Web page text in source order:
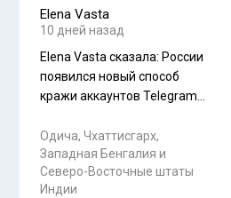
Пошли туда, потому что я
отзывов. По мне – сплошная
физуха, долгий спуск, потом
подъем по этому же пути.
Пока
Elena Vasta
10 дней назад
Elena Vasta сказалa: России
появился новый способ
кражи аккаунтов Telegram
Прочитайте! У моих двух
знакомых вот так увели
аккаунты
Одича, Чхаттисгарх,
Западная Бенгалия и
Северо-Восточные штаты
Индии